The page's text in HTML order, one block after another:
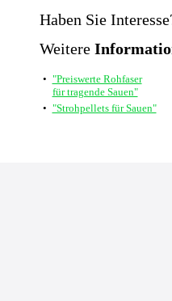
Haben Sie
Weitere
• "Preiswerte Rohfaser
für tragende Sauen"
• "Strohpellets für Sauen"